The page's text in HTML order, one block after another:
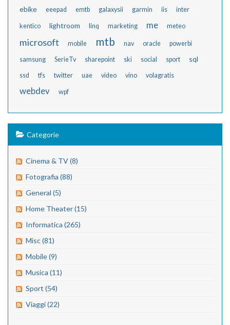
ebike eeepad emtb galaxysii garmin iis inter
kentico lightroom linq marketing me meteo
microsoft mobile mtb nav oracle powerbi
samsung SerieTv sharepoint ski social sport sql
ssd tfs twitter uae video vino volagratis
webdev wpf
Categorie
Cinema & TV (8)
Fotografia (88)
General (5)
Home Theater (15)
Informatica (265)
Misc (81)
Mobile (9)
Musica (11)
Sport (54)
Viaggi (22)